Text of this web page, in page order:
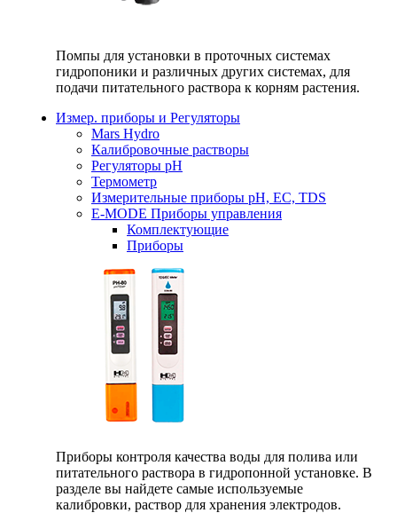
Помпы для установки в проточных системах
гидропоники и различных других системах, для
подачи питательного раствора к корням растения.
Измер. приборы и Регуляторы
Mars Hydro
Калибровочные растворы
Регуляторы рН
Термометр
Измерительные приборы pH, EC, TDS
E-MODE Приборы управления
Комплектующие
Приборы
Приборы контроля качества воды для полива или
питательного раствора в гидропонной установке. В
разделе вы найдете самые используемые
калибровки, раствор для хранения электродов.